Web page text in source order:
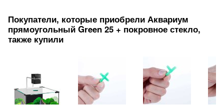
Покупатели, которые приобрели Аквариум
прямоугольный Green 25 + покровное стекло,
также купили